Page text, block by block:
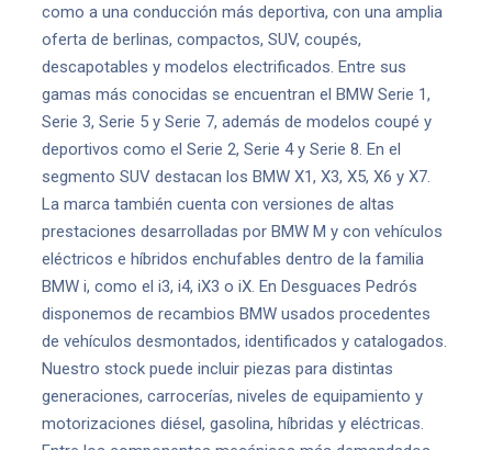
como a una conducción más deportiva, con una amplia
oferta de berlinas, compactos, SUV, coupés,
descapotables y modelos electrificados. Entre sus
gamas más conocidas se encuentran el BMW Serie 1,
Serie 3, Serie 5 y Serie 7, además de modelos coupé y
deportivos como el Serie 2, Serie 4 y Serie 8. En el
segmento SUV destacan los BMW X1, X3, X5, X6 y X7.
La marca también cuenta con versiones de altas
prestaciones desarrolladas por BMW M y con vehículos
eléctricos e híbridos enchufables dentro de la familia
BMW i, como el i3, i4, iX3 o iX. En Desguaces Pedrós
disponemos de recambios BMW usados procedentes
de vehículos desmontados, identificados y catalogados.
Nuestro stock puede incluir piezas para distintas
generaciones, carrocerías, niveles de equipamiento y
motorizaciones diésel, gasolina, híbridas y eléctricas.